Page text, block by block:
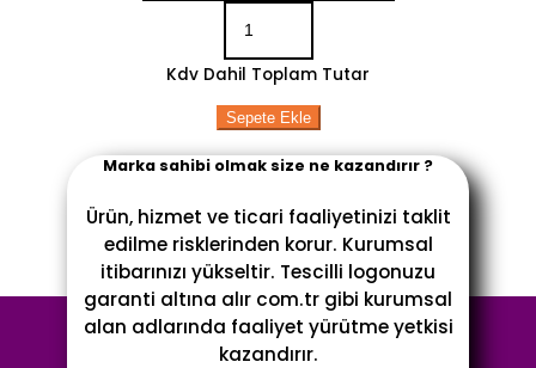
Kdv Dahil Toplam Tutar
Sepete Ekle
Marka sahibi olmak size ne kazandırır ?
Ürün, hizmet ve ticari faaliyetinizi taklit
edilme risklerinden korur. Kurumsal
itibarınızı yükseltir. Tescilli logonuzu
garanti altına alır com.tr gibi kurumsal
alan adlarında faaliyet yürütme yetkisi
kazandırır.